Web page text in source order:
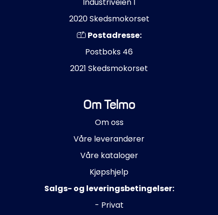
Industriveien 1
2020 Skedsmokorset
Postadresse:
Postboks 46
2021 Skedsmokorset
Om Telmo
Om oss
Våre leverandører
Våre kataloger
Kjøpshjelp
Salgs- og leveringsbetingelser:
- Privat